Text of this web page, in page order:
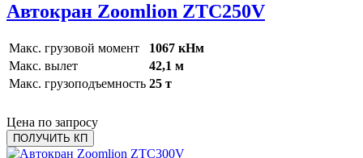
Автокран Zoomlion ZTC250V
Макс. грузовой момент
1067 кНм
Макс. вылет
42,1 м
Макс. грузоподъемность 25 т
Цена по запросу
ПОЛУЧИТЬ КП